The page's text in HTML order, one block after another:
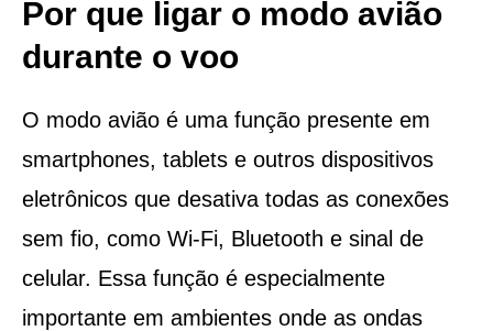
Por que ligar o modo avião
durante o voo
O modo avião é uma função presente em
smartphones, tablets e outros dispositivos
eletrônicos que desativa todas as conexões
sem fio, como Wi-Fi, Bluetooth e sinal de
celular. Essa função é especialmente
importante em ambientes onde as ondas